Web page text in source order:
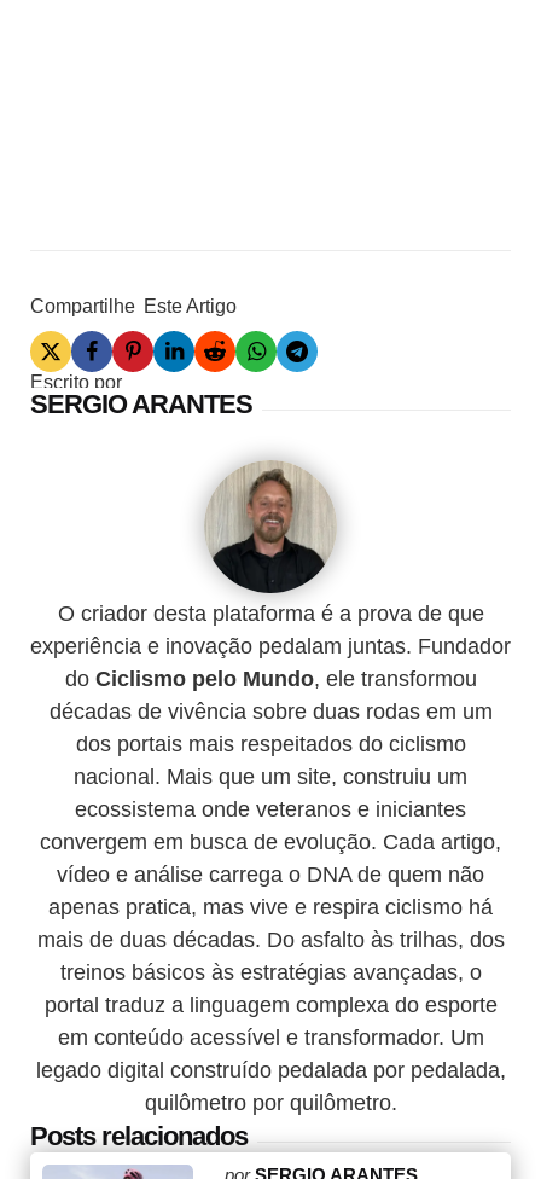
Compartilhe Este Artigo
Posts relacionados
Posted
porSERGIO ARANTES
Escrito por
SERGIO ARANTES
O criador desta plataforma é a prova de que
experiência e inovação pedalam juntas. Fundador
do Ciclismo pelo Mundo, ele transformou
décadas de vivência sobre duas rodas em um
dos portais mais respeitados do ciclismo
nacional. Mais que um site, construiu um
ecossistema onde veteranos e iniciantes
convergem em busca de evolução. Cada artigo,
vídeo e análise carrega o DNA de quem não
apenas pratica, mas vive e respira ciclismo há
mais de duas décadas. Do asfalto às trilhas, dos
treinos básicos às estratégias avançadas, o
portal traduz a linguagem complexa do esporte
em conteúdo acessível e transformador. Um
legado digital construído pedalada por pedalada,
quilômetro por quilômetro.